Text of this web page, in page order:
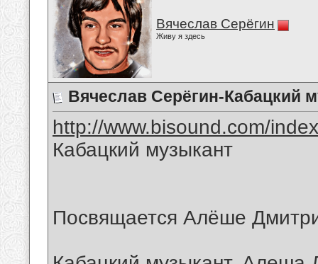
Вячеслав Серёгин
Живу я здесь
Вячеслав Серёгин-Кабацкий
http://www.bisound.com/
Кабацкий музыкант
Посвящается Алёше